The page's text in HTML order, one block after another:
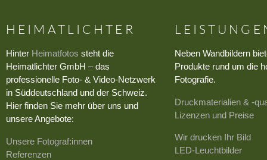
HEIMATLICHTER
Hinter Heimatfotos steht die
Heimatlichter GmbH – das
professionelle Foto- & Video-Netzwerk
in Süddeutschland und der Schweiz.
Hier finden Sie mehr über uns und
unsere Angebote:
Unsere Fotograf:innen
Referenzen
Neben Wandbildern
Produkte rund um die
Fotografie.
Druckmaterialien & -
Lizenzen und Preise
Wir drucken Ihr Bild
LED-Leuchtbilder